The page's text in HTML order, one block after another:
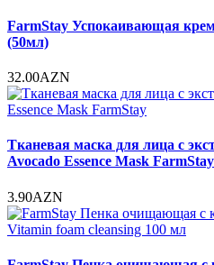
FarmStay Успокаивающая
(50мл)
32.00AZN
Тканевая маска для лица с
Avocado Essence Mask FarmStay
3.90AZN